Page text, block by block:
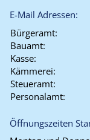
E-Mail Adressen:
Bürgeramt:
Bauamt:
Kasse:
Kämmerei:
Steueramt:
Personalamt:
Öffnungszeiten